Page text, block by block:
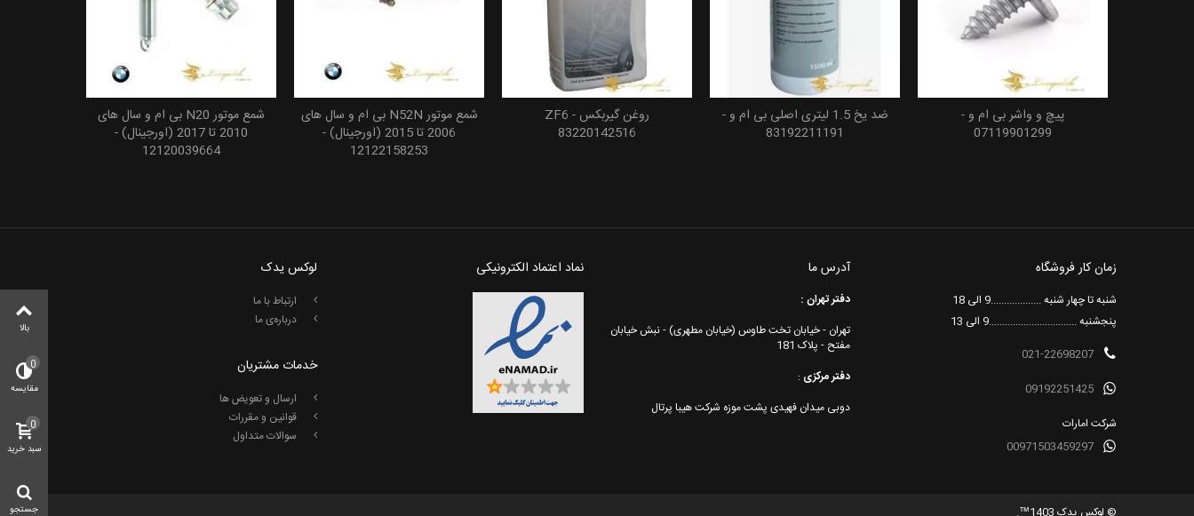
افزودن به سبد خرید
شمع موتور N20 بی ام و سال های
2010 تا 2017 (اورجینال) -
12120039664
افزودن به سبد خرید
شمع موتور N52N بی ام و سال های
2006 تا 2015 (اورجینال) -
12122158253
افزودن به سبد خرید
روغن گیربکس ZF6 -
83220142516
افزودن به سبد خرید
ضد یخ 1.5 لیتری اصلی بی ام و -
83192211191
افزودن به سبد خرید
پیچ و واشر بی ام و -
07119901299
زمان کار فروشگاه
شنبه تا چهار شنبه ...................9 الی 18
پنجشنبه .................................9 الی 13
021-22698207
09192251425
شرکت امارات
00971503459297
آدرس ما
دفتر تهران :
تهران - خیابان تخت طاوس (خیابان مطهری) - نبش خیابان
مفتح - پلاک 181
دفتر مرکزی :
دوبی میدان فهیدی پشت موزه شرکت هیبا پرتال
نماد اعتماد الکترونیکی لوکس یدک
ارتباط با ما
درباره‌ی ما
خدمات مشتریان
ارسال و تعویض ها
قوانین و مقررات
سوالات متداول
بالا
مقایسه
0
سبد خرید
0
جستجو